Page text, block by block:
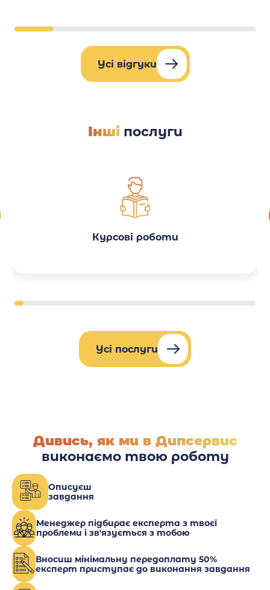
Усі відгуки
Іншіпослуги
Курсові роботи
Усі послуги
Дивись, як ми в Дипсервис
виконаємо твою роботу
Описуєш
завдання
Менеджер підбирає експерта з твоєї
проблеми і зв'язується з тобою
Вносиш мінімальну передоплату 50%
експерт приступає до виконання завдання